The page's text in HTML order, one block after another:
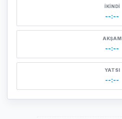
İKINDI
--:--
AKŞAM
--:--
YATSI
--:--